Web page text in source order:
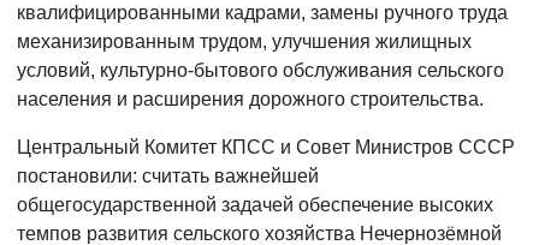
квалифицированными кадрами, замены ручного труда
механизированным трудом, улучшения жилищных
условий, культурно-бытового обслуживания сельского
населения и расширения дорожного строительства.
Центральный Комитет КПСС и Совет Министров СССР
постановили: считать важнейшей
общегосударственной задачей обеспечение высоких
темпов развития сельского хозяйства Нечернозёмной